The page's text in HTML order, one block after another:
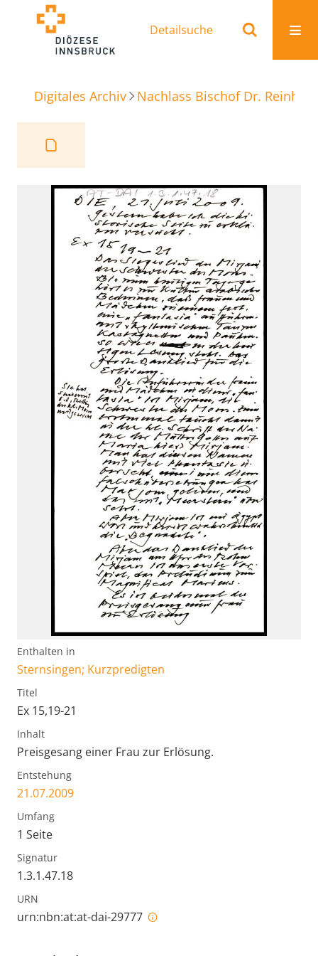
Detailsuche
Digitales Archiv Nachlass Bischof Dr.
Enthalten in
Sternsingen; Kurzpredigten
Titel
Ex 15,19-21
Inhalt
Preisgesang einer Frau zur Erlösung.
Entstehung
21.07.2009
Umfang
1 Seite
Signatur
1.3.1.47.18
URN
urn:nbn:at:at-dai-29777